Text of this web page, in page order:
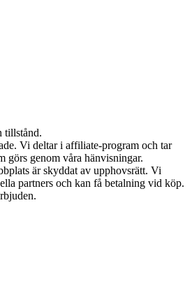
tillstånd.
Vi deltar i affiliate-program och tar
görs genom våra hänvisningar.
är skyddat av upphovsrätt. Vi
partners och kan få betalning vid köp.